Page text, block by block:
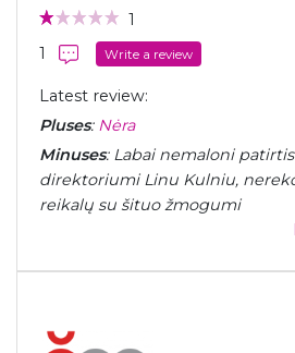
1
1
Write a review
Latest review:
Pluses: Nėra
Minuses: Labai nemaloni
direktoriumi Linu Kulniu,
reikalų su šituo žmogumi